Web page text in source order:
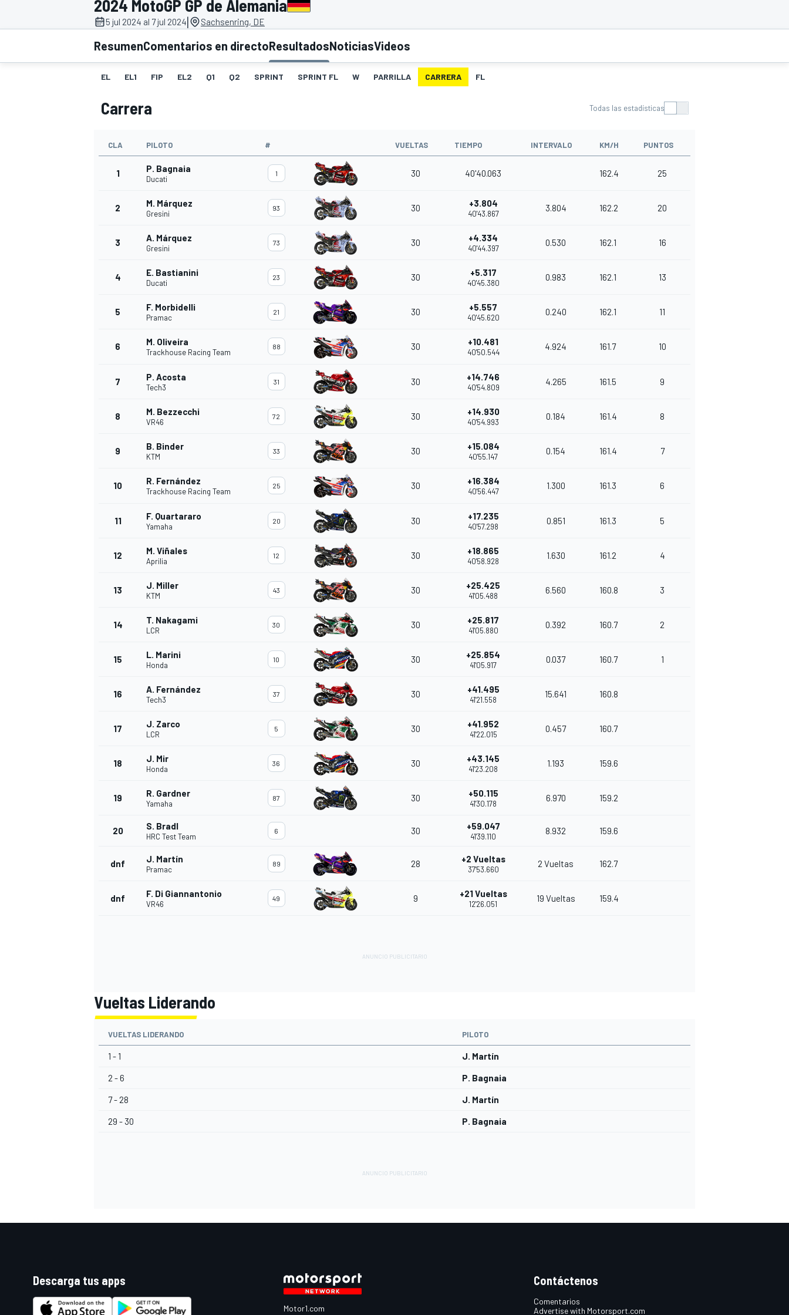
FÓRMULA E MOTO
2024 MotoGP GP de Alemania
5 jul 2024 al 7 jul 2024| Sachsenring, DE
ResumenComentarios en directoResultadosNoticiasVideos
EL EL1 FIP EL2 Q1 Q2 SPRINT SPRINT FL W PARRILLA CARRERA FL
Carrera Todas las estadísticas
CLA PILOTO # VUELTAS TIEMPO INTERVALO KM/H PUNTOS
1 P. Bagnaia
Ducati
1 30 40'40.063 162.4 25
2 M. Márquez
Gresini
93 30 +3.804
40'43.867
3.804 162.2 20
3 A. Márquez
Gresini
73 30 +4.334
40'44.397
0.530 162.1 16
4 E. Bastianini
Ducati
23 30 +5.317
40'45.380
0.983 162.1 13
5 F. Morbidelli
Pramac
21 30 +5.557
40'45.620
0.240 162.1 11
6 M. Oliveira
Trackhouse Racing Team
88 30 +10.481
40'50.544
4.924 161.7 10
7 P. Acosta
Tech3
31 30 +14.746
40'54.809
4.265 161.5 9
8 M. Bezzecchi
VR46
72 30 +14.930
40'54.993
0.184 161.4 8
9 B. Binder
KTM
33 30 +15.084
40'55.147
0.154 161.4 7
10 R. Fernández
Trackhouse Racing Team
25 30 +16.384
40'56.447
1.300 161.3 6
11 F. Quartararo
Yamaha
20 30 +17.235
40'57.298
0.851 161.3 5
12 M. Viñales
Aprilia
12 30 +18.865
40'58.928
1.630 161.2 4
13 J. Miller
KTM
43 30 +25.425
41'05.488
6.560 160.8 3
14 T. Nakagami
LCR
30 30 +25.817
41'05.880
0.392 160.7 2
15 L. Marini
Honda
10 30 +25.854
41'05.917
0.037 160.7 1
16 A. Fernández
Tech3
37 30 +41.495
41'21.558
15.641 160.8
17 J. Zarco
LCR
5 30 +41.952
41'22.015
0.457 160.7
18 J. Mir
Honda
36 30 +43.145
41'23.208
1.193 159.6
19 R. Gardner
Yamaha
87 30 +50.115
41'30.178
6.970 159.2
20 S. Bradl
HRC Test Team
6 30 +59.047
41'39.110
8.932 159.6
dnf J. Martín
Pramac
89 28 +2 Vueltas
37'53.660
2 Vueltas 162.7
dnf F. Di Giannantonio
VR46
49 9 +21 Vueltas
12'26.051
19 Vueltas 159.4
Vueltas Liderando
VUELTAS LIDERANDO PILOTO
1 - 1 J. Martín
2 - 6 P. Bagnaia
7 - 28 J. Martín
29 - 30 P. Bagnaia
Descarga tus apps
Motor1.com
Contáctenos
Comentarios
Advertise with Motorsport.com